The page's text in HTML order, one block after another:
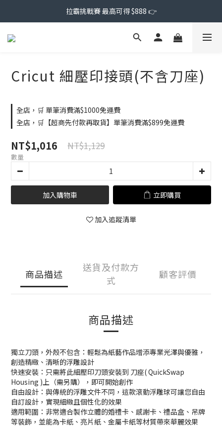
拉霸挑戰賽 最高可得 $888 👉
Cricut 細壓印接頭(不含刀座)
全店，🛒 單筆消費滿$1000免運費
全店，🛒【超商先付款再取貨】單筆消費滿$899免運費
NT$1,016 NT$1,129
數量
加入購物車 立即購買
加入追蹤清單
商品描述
送貨及付款方
式
顧客評價
商品描述
獨立刀頭，外殼不包含：輕鬆為紙藝作品增添專業光澤與優雅，
創造精緻、清晰的浮雕設計
快速安裝：只需將此細壓印刀頭安裝到 刀座( QuickSwap
Housing )上（需另購），即可開始創作
自由設計：與傳統的浮雕文件不同，這款滾動浮雕球可讓您自由
自訂設計，實現細緻且個性化的效果
適用範圍：非常適合製作立體的婚禮卡、感謝卡、禮品盒、吊牌
等裝飾，並能為卡紙、亮片紙、金屬卡紙等材質帶來華麗效果